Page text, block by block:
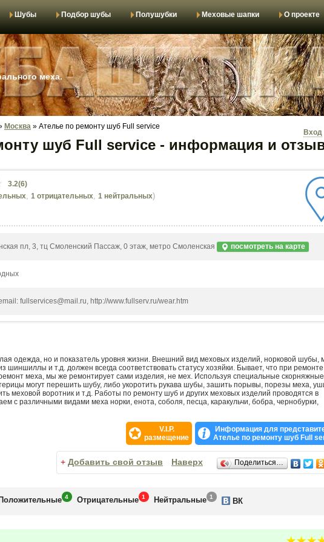
Шубы Подбор шубы Полушубки Меховые шапки О проекте
меха.
Москва » Ателье по ремонту шуб Full service
Вход
шуб Full service - информация и
3.2(6)
, 1 отрицательных, 1 нейтральных)
пл, 3, тц Смоленский Пассаж, 0 этаж, метро Смоленская посмотреть на карте
fullservices@mail.ru, http://www.fullserv.ru/wear.htm
одежда, но и показатель уровня жизни. Внешний вид меховых изделий, норковой шубы,
шиншиллы и т.д. должен всегда соответствовать статусу хозяйки. Бывает, что при ремонте
меха, мы же ремонтирует сами изделия, не мех. Используя специальные скорняжные
могут перешить шубу, либо укоротить рукава шубы, зашить порывы, порезы меха,
меховой воротник и т.д. Работы по ремонту шуб и других меховых изделий проводятся в
с различными видами меха норки, енота, соболя, песца, каракульчи, бобра, чернобурки,
V.I.P.
размещение
Информация для
Ателье по ремонту шуб Full
+ Добавить свой отзыв Наверх Поделиться…
ельные 4 Отрицательные 1 Нейтральные 1 ВК